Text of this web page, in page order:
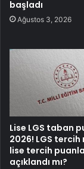
başladı
Ağustos 3, 2026
Lise LGS taban
2026! LGS tercih
lise tercih
açıklandı mı?